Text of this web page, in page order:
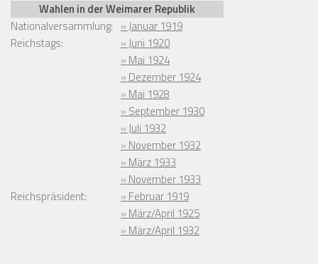
Wahlen in der Weimarer Republik
Nationalversammlung: » Januar 1919
Reichstags:
» Juni 1920
» Mai 1924
» Dezember 1924
» Mai 1928
» September 1930
» Juli 1932
» November 1932
» März 1933
» November 1933
Reichspräsident:
» Februar 1919
» März/April 1925
» März/April 1932